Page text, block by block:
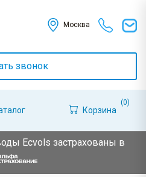
Москва
звонок
Корзина
(0)
Ecvols застрахованы в